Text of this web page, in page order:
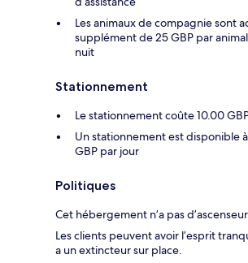
Les animaux de compagnie sont
supplément de 25 GBP par
nuit
Stationnement
Le stationnement coûte 10.00
Un stationnement est disponible
GBP par jour
Politiques
Cet hébergement n’a pas
Les clients peuvent avoir l’esprit
a un extincteur sur place.